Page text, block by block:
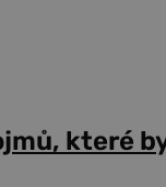
které